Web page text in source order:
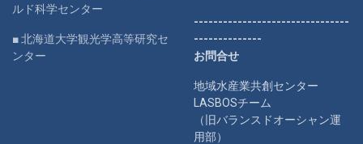
ルド科学センター
■ 北海道大学観光学高等研究セ
ンター
--------------------------------
--------------
お問合せ
地域水産業共創センター
LASBOSチーム
（旧バランスドオーシャン運
用部）